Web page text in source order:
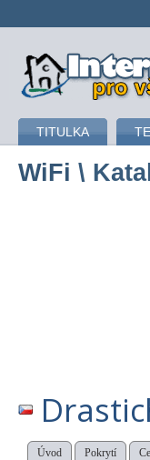
připojení k
TITULKA
WiFi \
Úvod Pokrytí